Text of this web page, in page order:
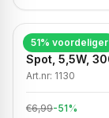
51% voordeliger
Dimbare GU10
Spot, 5,5W,
Warm Wit, IP20
Art.nr: 1130
€6,99-51%